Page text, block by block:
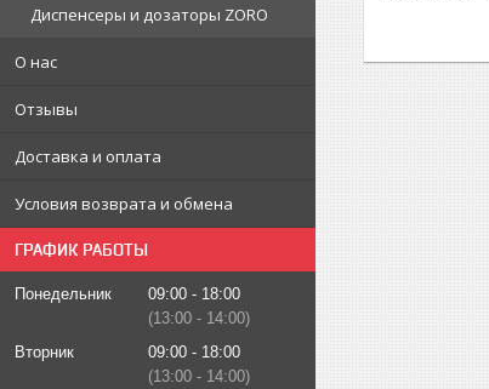
Диспенсеры и дозаторы ZORO
О нас
Отзывы
Доставка и оплата
Условия возврата и обмена
ГРАФИК РАБОТЫ
Понедельник 09:00
18:00
13:00
14:00
Вторник
09:00
18:00
13:00
14:00